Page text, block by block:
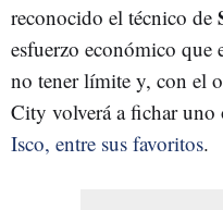
reconocido el técnico de
esfuerzo económico que
no tener límite y, con el
City volverá a fichar uno
Isco, entre sus favoritos.